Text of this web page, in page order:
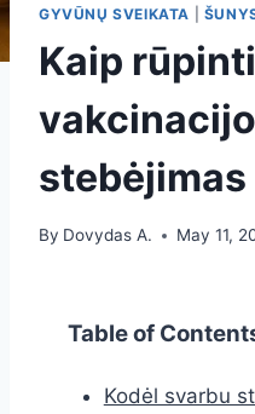
GYVŪNŲ SVEIKATA
Kaip
By Dovydas A. May 11,
Table of
Kodėl svarbu